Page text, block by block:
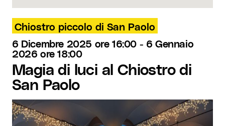
Chiostro piccolo di San Paolo
6 Dicembre 2025 ore 16:00 - 6 Gennaio
2026 ore 18:00
Magia di luci al Chiostro di
San Paolo